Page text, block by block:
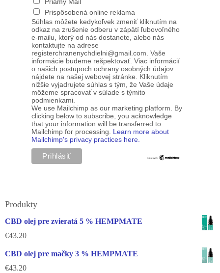
Prispôsobená online reklama
Súhlas môžete kedykoľvek zmeniť kliknutím na
odkaz na zrušenie odberu v zápätí ľubovoľného
e-mailu, ktorý od nás dostanete, alebo nás
kontaktujte na adrese
registerchranenychdielni@gmail.com. Vaše
informácie budeme rešpektovať. Viac informácií
o našich postupoch ochrany osobných údajov
nájdete na našej webovej stránke. Kliknutím
nižšie vyjadrujete súhlas s tým, že Vaše údaje
môžeme spracovať v súlade s týmito
podmienkami.
We use Mailchimp as our marketing platform. By
clicking below to subscribe, you acknowledge
that your information will be transferred to
Mailchimp for processing. Learn more about
Mailchimp's privacy practices here.
Produkty
CBD olej pre zvieratá 5 % HEMPMATE
€43.20
CBD olej pre mačky 3 % HEMPMATE
€43.20